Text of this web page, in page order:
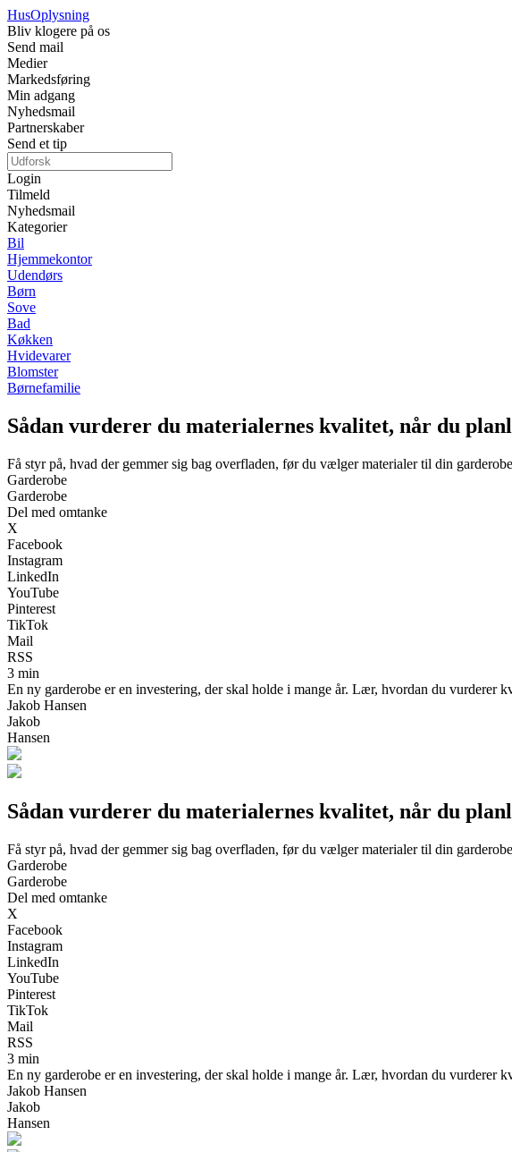
HusOplysning
Bliv klogere på os
Send mail
Medier
Markedsføring
Min adgang
Nyhedsmail
Partnerskaber
Send et tip
Login
Tilmeld
Nyhedsmail
Kategorier
Bil
Hjemmekontor
Udendørs
Børn
Sove
Bad
Køkken
Hvidevarer
Blomster
Børnefamilie
Sådan vurderer du materialernes kvalitet, når du
Få styr på, hvad der gemmer sig bag overfladen, før du vælger materialer til din garderobe
Garderobe
Garderobe
Del med omtanke
X
Facebook
Instagram
LinkedIn
YouTube
Pinterest
TikTok
Mail
RSS
3 min
En ny garderobe er en investering, der skal holde i mange år. Lær, hvordan du vurderer
Jakob Hansen
Jakob
Hansen
Sådan vurderer du materialernes kvalitet, når du
Få styr på, hvad der gemmer sig bag overfladen, før du vælger materialer til din garderobe
Garderobe
Garderobe
Del med omtanke
X
Facebook
Instagram
LinkedIn
YouTube
Pinterest
TikTok
Mail
RSS
3 min
En ny garderobe er en investering, der skal holde i mange år. Lær, hvordan du vurderer
Jakob Hansen
Jakob
Hansen